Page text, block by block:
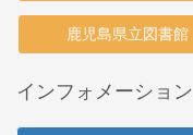
鹿児島県立図書館
インフォメーション